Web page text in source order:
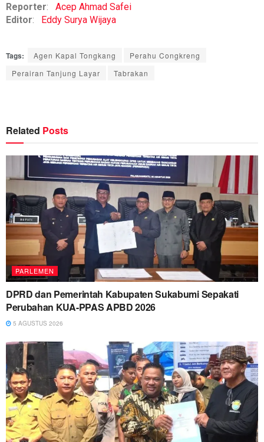
Reporter: Acep Ahmad Safei
Editor: Eddy Surya Wijaya
Tags: Agen Kapal Tongkang
Perahu Congkreng
Perairan Tanjung Layar
Tabrakan
Related Posts
PARLEMEN
DPRD dan Pemerintah Kabupaten Sukabumi Sepakati
Perubahan KUA-PPAS APBD 2026
5 AGUSTUS 2026